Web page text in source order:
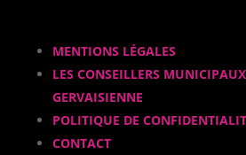
MENTIONS LÉGALES
LES CONSEILLERS
GERVAISIENNE
POLITIQUE DE
CONTACT